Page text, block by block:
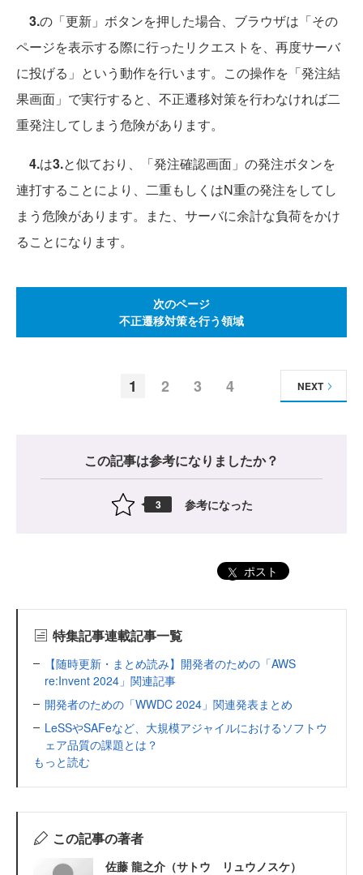
3.の「更新」ボタンを押した場合、ブラウザは「その
ページを表示する際に行ったリクエストを、再度サーバ
に投げる」という動作を行います。この操作を「発注結
果画面」で実行すると、不正遷移対策を行わなければ二
重発注してしまう危険があります。
4.は3.と似ており、「発注確認画面」の発注ボタンを
連打することにより、二重もしくはN重の発注をしてし
まう危険があります。また、サーバに余計な負荷をかけ
ることになります。
次のページ
不正遷移対策を行う領域
1 2 3 4 NEXT
この記事は参考になりましたか？
3 参考になった
ポスト
特集記事連載記事一覧
【随時更新・まとめ読み】開発者のための「AWS
re:Invent 2024」関連記事
開発者のための「WWDC 2024」関連発表まとめ
LeSSやSAFeなど、大規模アジャイルにおけるソフトウ
ェア品質の課題とは？
もっと読む
この記事の著者
佐藤 龍之介（サトウ リュウノスケ）